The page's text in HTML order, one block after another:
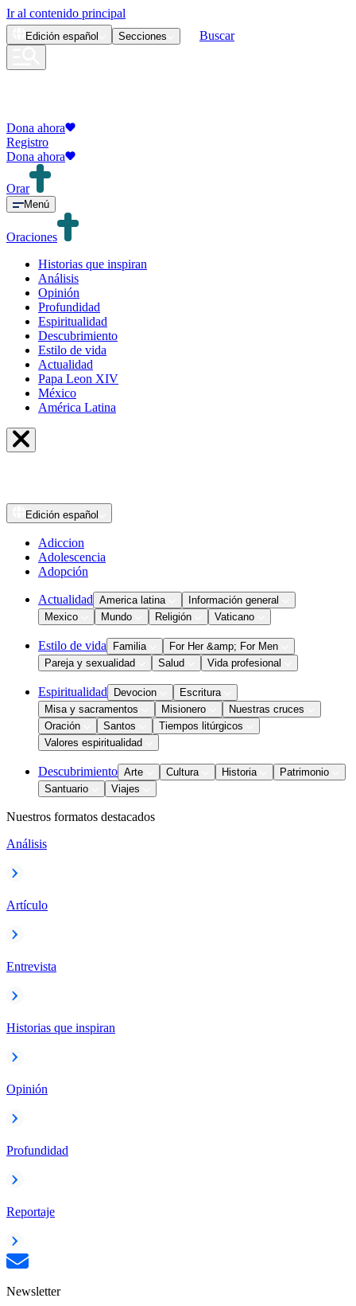
Ir al contenido principal
Edición español Secciones Buscar
Dona ahora
Registro
Dona ahora
Orar
Menú
Oraciones
Historias que inspiran
Análisis
Opinión
Profundidad
Espiritualidad
Descubrimiento
Estilo de vida
Actualidad
Papa Leon XIV
México
América Latina
Edición español
Adiccion
Adolescencia
Adopción
Actualidad America latina
Información general
Mexico
Mundo Religión Vaticano
Estilo de vida Familia
For Her &amp; For Men
Pareja y sexualidad
Salud Vida profesional
Espiritualidad Devocion
Escritura
Misa y sacramentos
Misionero
Nuestras cruces
Oración
Santos
Tiempos litúrgicos
Valores espiritualidad
Descubrimiento Arte Cultura Historia
Patrimonio
Santuario
Viajes
Nuestros formatos destacados
Análisis
Artículo
Entrevista
Historias que inspiran
Opinión
Profundidad
Reportaje
Newsletter